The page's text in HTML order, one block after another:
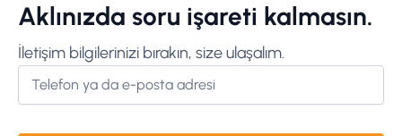
Aklınızda soru işareti kalmasın.
İletişim bilgilerinizi bırakın, size ulaşalım.